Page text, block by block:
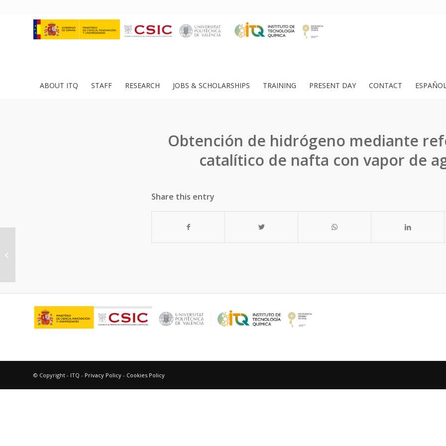
ABOUT ITQ STAFF RESEARCH JOBS & SCHOLARSHIPS TRAINING PRESENT DAY CONTACT
Obtención de hidrógeno mediante
catalítico de nafta con vapor de
Share this entry
© Copyright - ITQ - Privacy Policy - Cookies Policy